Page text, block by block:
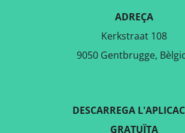
ADREÇA
Kerkstraat 108
9050 Gentbrugge,
DESCARREGA
GRATUÏTA